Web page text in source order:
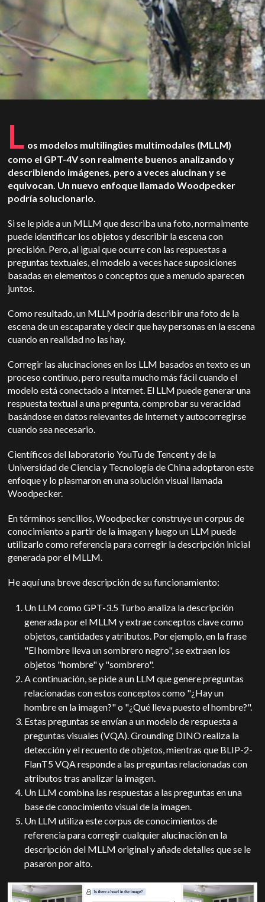
L os modelos multilingües multimodales (MLLM)
como el GPT-4V son realmente buenos analizando y
describiendo imágenes, pero a veces alucinan y se
equivocan. Un nuevo enfoque llamado Woodpecker
podría solucionarlo.
Si se le pide a un MLLM que describa una foto, normalmente
puede identificar los objetos y describir la escena con
precisión. Pero, al igual que ocurre con las respuestas a
preguntas textuales, el modelo a veces hace suposiciones
basadas en elementos o conceptos que a menudo aparecen
juntos.
Como resultado, un MLLM podría describir una foto de la
escena de un escaparate y decir que hay personas en la escena
cuando en realidad no las hay.
Corregir las alucinaciones en los LLM basados en texto es un
proceso continuo, pero resulta mucho más fácil cuando el
modelo está conectado a Internet. El LLM puede generar una
respuesta textual a una pregunta, comprobar su veracidad
basándose en datos relevantes de Internet y autocorregirse
cuando sea necesario.
Científicos del laboratorio YouTu de Tencent y de la
Universidad de Ciencia y Tecnología de China adoptaron este
enfoque y lo plasmaron en una solución visual llamada
Woodpecker.
En términos sencillos, Woodpecker construye un corpus de
conocimiento a partir de la imagen y luego un LLM puede
utilizarlo como referencia para corregir la descripción inicial
generada por el MLLM.
He aquí una breve descripción de su funcionamiento:
Un LLM como GPT-3.5 Turbo analiza la descripción
generada por el MLLM y extrae conceptos clave como
objetos, cantidades y atributos. Por ejemplo, en la frase
"El hombre lleva un sombrero negro", se extraen los
objetos "hombre" y "sombrero".
A continuación, se pide a un LLM que genere preguntas
relacionadas con estos conceptos como "¿Hay un
hombre en la imagen?" o "¿Qué lleva puesto el hombre?".
Estas preguntas se envían a un modelo de respuesta a
preguntas visuales (VQA). Grounding DINO realiza la
detección y el recuento de objetos, mientras que BLIP-2-
FlanT5 VQA responde a las preguntas relacionadas con
atributos tras analizar la imagen.
Un LLM combina las respuestas a las preguntas en una
base de conocimiento visual de la imagen.
Un LLM utiliza este corpus de conocimientos de
referencia para corregir cualquier alucinación en la
descripción del MLLM original y añade detalles que se le
pasaron por alto.